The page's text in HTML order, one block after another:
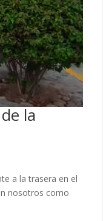
la
a la trasera en el
nosotros como